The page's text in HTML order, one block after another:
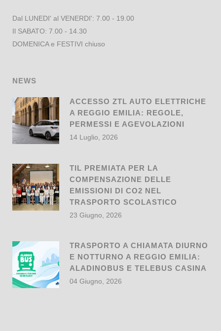
Dal LUNEDI' al VENERDI': 7.00 - 19.00
Il SABATO: 7.00 - 14.30
DOMENICA e FESTIVI chiuso
NEWS
ACCESSO ZTL AUTO ELETTRICHE
A REGGIO EMILIA: REGOLE,
PERMESSI E AGEVOLAZIONI
14 Luglio, 2026
TIL PREMIATA PER LA
COMPENSAZIONE DELLE
EMISSIONI DI CO2 NEL
TRASPORTO SCOLASTICO
23 Giugno, 2026
TRASPORTO A CHIAMATA DIURNO
E NOTTURNO A REGGIO EMILIA:
ALADINOBUS E TELEBUS CASINA
04 Giugno, 2026